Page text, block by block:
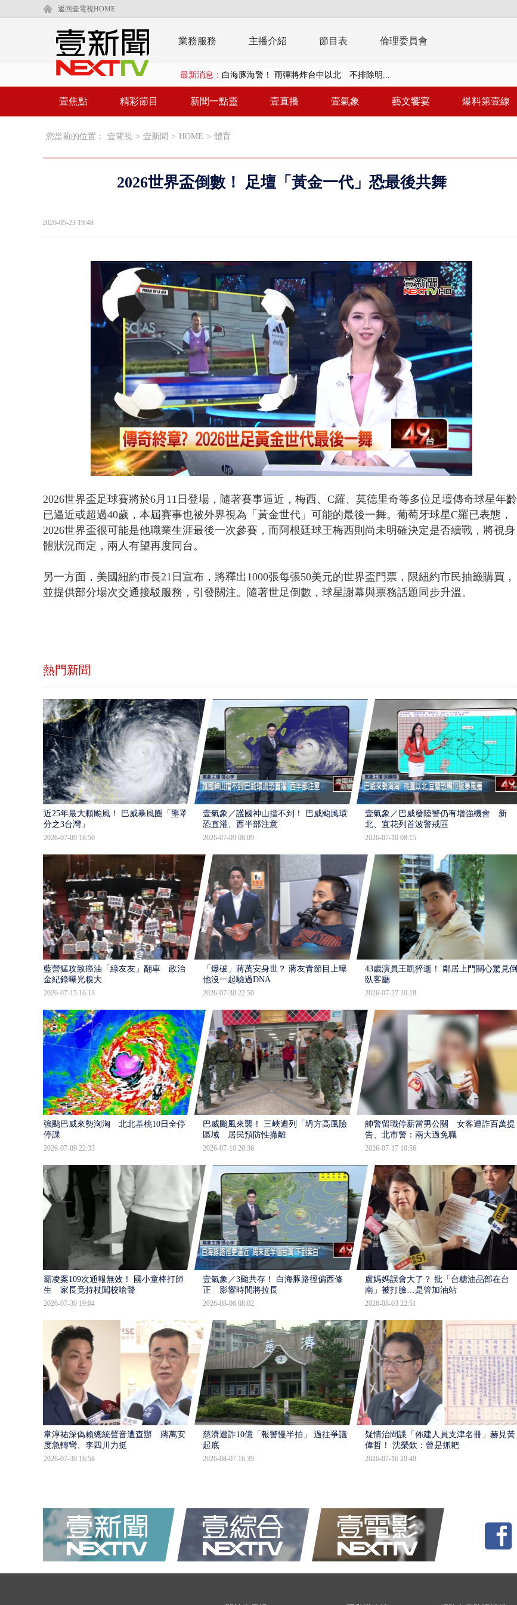
返回壹電視HOME
業務服務 主播介紹 節目表 倫理委員會
最新消息： 沖繩機場航班取消！ 滯留旅客「拚手速」搶...
泰國傳嚴重校園槍擊！ 14歲槍手開火釀多師...
父親節限定！ 「一鴨三吃」、「客家攪福」...
白海豚海警！ 雨彈將炸台中以北 不排除明...
壹焦點 精彩節目 新聞一點靈 壹直播 壹氣象 藝文饗宴 爆料第壹線
您當前的位置： 壹電視 > 壹新聞 > HOME > 體育
2026世界盃倒數！ 足壇「黃金一代」恐最後共舞
2026-05-23 19:48
Unmute Loaded :
44.59%
2026世界盃足球賽將於6月11日登場，隨著賽事逼近，梅西、C羅、莫德里奇等多位足壇傳奇球星年齡
已逼近或超過40歲，本屆賽事也被外界視為「黃金世代」可能的最後一舞。葡萄牙球星C羅已表態，
2026世界盃很可能是他職業生涯最後一次參賽，而阿根廷球王梅西則尚未明確決定是否續戰，將視身
體狀況而定，兩人有望再度同台。
另一方面，美國紐約市長21日宣布，將釋出1000張每張50美元的世界盃門票，限紐約市民抽籤購買，
並提供部分場次交通接駁服務，引發關注。隨著世足倒數，球星謝幕與票務話題同步升溫。
熱門新聞
近25年最大顆颱風！ 巴威暴風圈「壟罩4
分之3台灣」
2026-07-09 18:50
壹氣象／護國神山擋不到！ 巴威颱風環流
恐直灌、西半部注意
2026-07-09 08:09
壹氣象／巴威發陸警仍有增強機會 新
北、宜花列首波警戒區
2026-07-10 08:15
藍營猛攻致癌油「綠友友」翻車 政治獻
金紀錄曝光糗大
2026-07-15 16:13
「爆破」蔣萬安身世？ 蔣友青節目上曝：
他沒一起驗過DNA
2026-07-30 22:50
43歲演員王凱猝逝！ 鄰居上門關心驚見倒
臥客廳
2026-07-27 10:18
強颱巴威來勢洶洶 北北基桃10日全停班
停課
2026-07-09 22:33
巴威颱風來襲！ 三峽遭列「坍方高風險」
區域 居民預防性撤離
2026-07-10 20:36
帥警留職停薪當男公關 女客遭詐百萬提
告、北市警：兩大過免職
2026-07-17 10:56
霸凌案109次通報無效！ 國小童棒打師
生 家長竟持杖闖校嗆聲
2026-07-30 19:04
壹氣象／3颱共存！ 白海豚路徑偏西修
正 影響時間將拉長
2026-08-06 08:02
盧媽媽誤會大了？ 批「台糖油品部在台
南」被打臉…是管加油站
2026-08-03 22:51
韋淳祐深偽賴總統聲音遭查辦 蔣萬安態
度急轉彎、李四川力挺
2026-07-30 16:58
慈濟遭詐10億「報警慢半拍」 過往爭議遭
起底
2026-08-07 16:39
疑情治間諜「佈建人員支津名冊」赫見黃
偉哲！ 沈榮欽：曾是抓耙
2026-07-16 20:48